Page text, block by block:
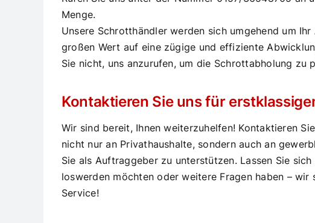
Menge.
Unsere Schrotthändler werden sich umgehend um
großen Wert auf eine zügige und effiziente
Sie nicht, uns anzurufen, um die Schrottabholung zu
Kontaktieren Sie uns für
Wir sind bereit, Ihnen weiterzuhelfen! Kontaktieren
nicht nur an Privathaushalte, sondern auch an
Sie als Auftraggeber zu unterstützen. Lassen Sie
loswerden möchten oder weitere Fragen haben –
Service!